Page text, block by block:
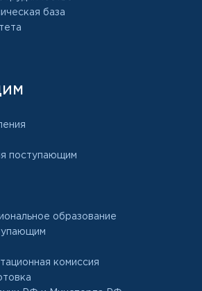
база
поступающим
образование
комиссия